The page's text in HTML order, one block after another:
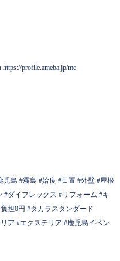
https://profile.ameba.jp/me
島 #霧島 #姶良 #日置 #外壁 #屋根
#ダイフレックス #リフォーム #キ
担0円 #タカラスタンダード
ア #エクステリア #鹿児島イベン